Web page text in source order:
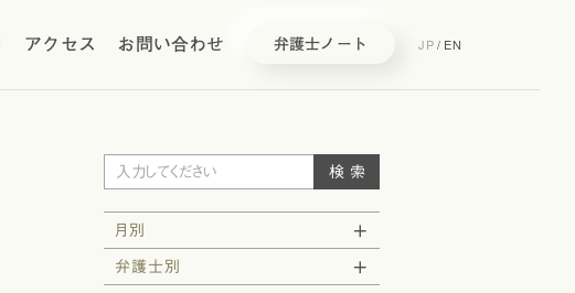
アクセス お問い合わせ 弁護士ノート JP/ EN
月別
弁護士別